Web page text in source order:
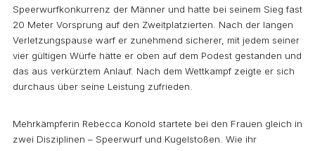
Speerwurfkonkurrenz der Männer und hatte bei seinem Sieg fast
20 Meter Vorsprung auf den Zweitplatzierten. Nach der langen
Verletzungspause warf er zunehmend sicherer, mit jedem seiner
vier gültigen Würfe hätte er oben auf dem Podest gestanden und
das aus verkürztem Anlauf. Nach dem Wettkampf zeigte er sich
durchaus über seine Leistung zufrieden.
Mehrkämpferin Rebecca Konold startete bei den Frauen gleich in
zwei Disziplinen – Speerwurf und Kugelstoßen. Wie ihr